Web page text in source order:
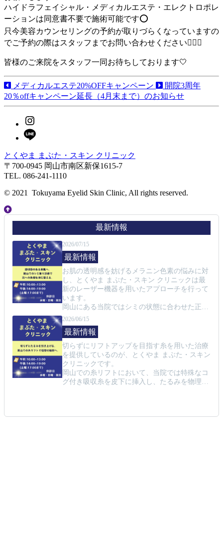
ハイドラフェイシャル・メディカルエステ・エレクトロポレ
ーションは同意書不要で施術可能です⭕️
只今美容カウンセリングの予約が取りづらくなっていますの
でご予約の際はスタッフまでお問い合わせください💁🏼‍♀️
皆様のご来院をスタッフ一同お待ちしております🤍
メディカルエステ20%OFFキャンペーン
開院3周年
20％offキャンペーン延長（4月末まで）のお知らせ
Instagram
LINE
とくやま まぶた・スキン クリニック
〒700-0945 岡山市南区新保1615-7
TEL. 086-241-1110
© 2021 Tokuyama Eyelid Skin Clinic, All rights reserved.
最新情報
2026/07/15
最新情報
お肌の透明感を妨げるメラニン色素の悩みに対
し、とくやま まぶた・スキン クリニックは最
新のレーザー機器を用いたアプローチを行って
います。
岡山にある当院ではシミの状態に合わせた正確
な診断と最適なレーザー波長の選択で、肌への
負担を抑えつつ効率的に色素を分解するシミ取
り治療を行うことが可能です。
そばかすや後天性真皮メラノサイトーシスな
ど、肌トラブルに対して専門的な知見から最適
な治療を提示いたします。
お肌のトーンを明るく整えることで、毎日のメ
イクもより楽しくなるはずです。
健やかな素肌を作るために、当院へご相談くだ
2026/06/15
最新情報
切らずにリフトアップを目指す糸を用いた治療
を提供しているのが、とくやま まぶた・スキン
クリニックです。
岡山での糸リフトにおいて、当院では特殊なコ
グ付き吸収糸を皮下に挿入し、たるみを物理的
最適な本数や配置を検討して処置を行います。